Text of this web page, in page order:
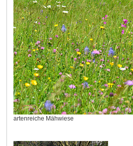
artenreiche Mähwiese